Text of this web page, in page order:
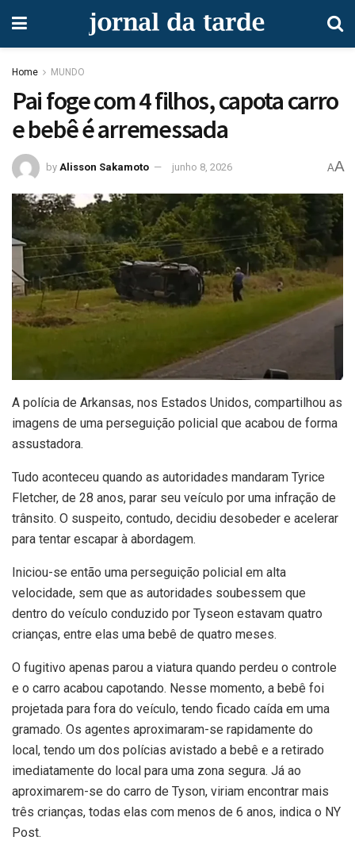
Home MUNDO
Pai foge com 4 filhos, capota carro
e bebê é arremessada
by Alisson Sakamoto junho 8, 2026 AA
A polícia de Arkansas, nos Estados Unidos, compartilhou as
imagens de uma perseguição policial que acabou de forma
assustadora.
Tudo aconteceu quando as autoridades mandaram Tyrice
Fletcher, de 28 anos, parar seu veículo por uma infração de
trânsito. O suspeito, contudo, decidiu desobeder e acelerar
para tentar escapar à abordagem.
Iniciou-se então uma perseguição policial em alta
velocidade, sem que as autoridades soubessem que
dentro do veículo conduzido por Tyseon estavam quatro
crianças, entre elas uma bebê de quatro meses.
O fugitivo apenas parou a viatura quando perdeu o controle
e o carro acabou capotando. Nesse momento, a bebê foi
projetada para fora do veículo, tendo ficado caída em uma
gramado. Os agentes aproximaram-se rapidamente do
local, tendo um dos polícias avistado a bebê e a retirado
imediatamente do local para uma zona segura. Já ao
aproximarem-se do carro de Tyson, viriam encontrar mais
três crianças, todas elas com menos de 6 anos, indica o NY
Post.